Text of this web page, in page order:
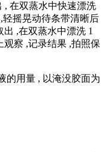
, 在双蒸水中快速漂洗
轻摇晃动待条带清晰后
,在双蒸水中漂洗 1
观察 ,记录结果 ,拍照保
的用量 , 以淹没胶面为